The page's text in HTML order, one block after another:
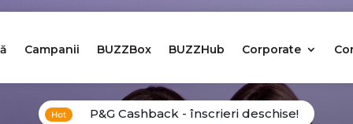
Campanii BUZZBox BUZZHub Corporate
P&G Cashback - înscrieri deschise!